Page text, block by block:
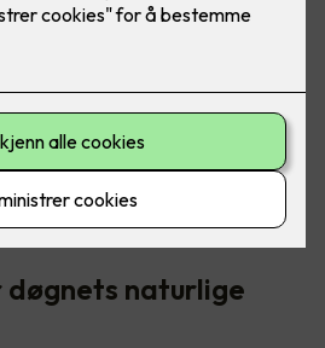
lysmengde - fra "polar
er her riktig belysning blir så
riktig døgnrytme.
døgnets naturlige